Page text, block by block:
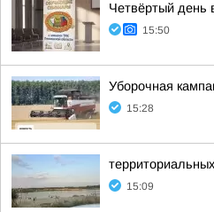
Четвёртый день
15:50
Уборочная
15:28
15:09